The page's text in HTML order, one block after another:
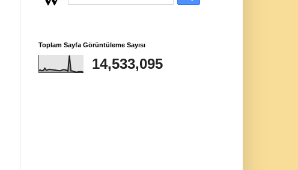
Toplam Sayfa Görüntüleme Sayısı
14,533,095